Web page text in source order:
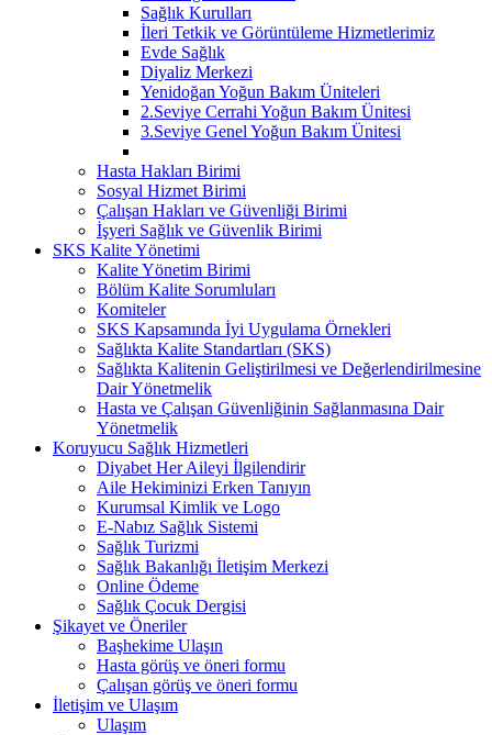
Sağlık Kurulları
İleri Tetkik ve Görüntüleme Hizmetlerimiz
Evde Sağlık
Diyaliz Merkezi
Yenidoğan Yoğun Bakım Üniteleri
2.Seviye Cerrahi Yoğun Bakım Ünitesi
3.Seviye Genel Yoğun Bakım Ünitesi
Hasta Hakları Birimi
Sosyal Hizmet Birimi
Çalışan Hakları ve Güvenliği Birimi
İşyeri Sağlık ve Güvenlik Birimi
SKS Kalite Yönetimi
Kalite Yönetim Birimi
Bölüm Kalite Sorumluları
Komiteler
SKS Kapsamında İyi Uygulama Örnekleri
Sağlıkta Kalite Standartları (SKS)
Sağlıkta Kalitenin Geliştirilmesi ve Değerlendirilmesine
Dair Yönetmelik
Hasta ve Çalışan Güvenliğinin Sağlanmasına Dair
Yönetmelik
Koruyucu Sağlık Hizmetleri
Diyabet Her Aileyi İlgilendirir
Aile Hekiminizi Erken Tanıyın
Kurumsal Kimlik ve Logo
E-Nabız Sağlık Sistemi
Sağlık Turizmi
Sağlık Bakanlığı İletişim Merkezi
Online Ödeme
Sağlık Çocuk Dergisi
Şikayet ve Öneriler
Başhekime Ulaşın
Hasta görüş ve öneri formu
Çalışan görüş ve öneri formu
İletişim ve Ulaşım
Ulaşım